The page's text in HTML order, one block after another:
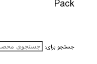
Pack
جستجو برای: